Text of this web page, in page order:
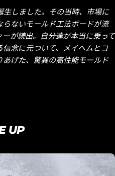
生しました。その当時、市場に
ないモールド工法ボードが流
が続出。自分達が本当に乗って
念に元ついて、メイヘムとコ
げた、驚異の高性能モールド
UP